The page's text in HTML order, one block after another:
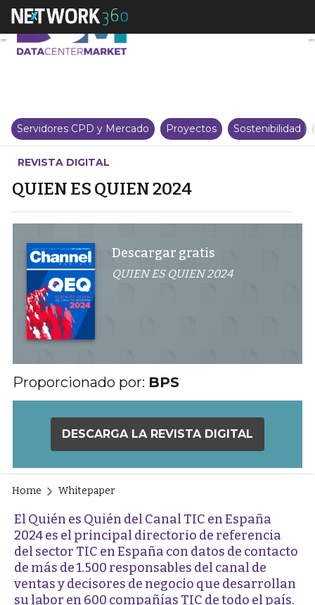
QUIEN ES QUIEN 2024
Servidores CPD y Mercado Proyectos Sostenibilidad
REVISTA DIGITAL
QUIEN ES QUIEN 2024
Descargar gratis
QUIEN ES QUIEN 2024
Proporcionado por: BPS
DESCARGA LA REVISTA DIGITAL
Home Whitepaper
El Quién es Quién del Canal TIC en España
2024 es el principal directorio de referencia
del sector TIC en España con datos de contacto
de más de 1.500 responsables del canal de
ventas y decisores de negocio que desarrollan
su labor en 600 compañías TIC de todo el país.